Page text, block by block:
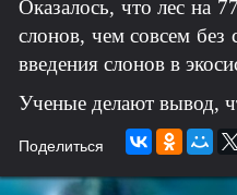
Оказалось, что лес на
слонов, чем совсем без
введения слонов в
Ученые делают вывод,
Поделиться